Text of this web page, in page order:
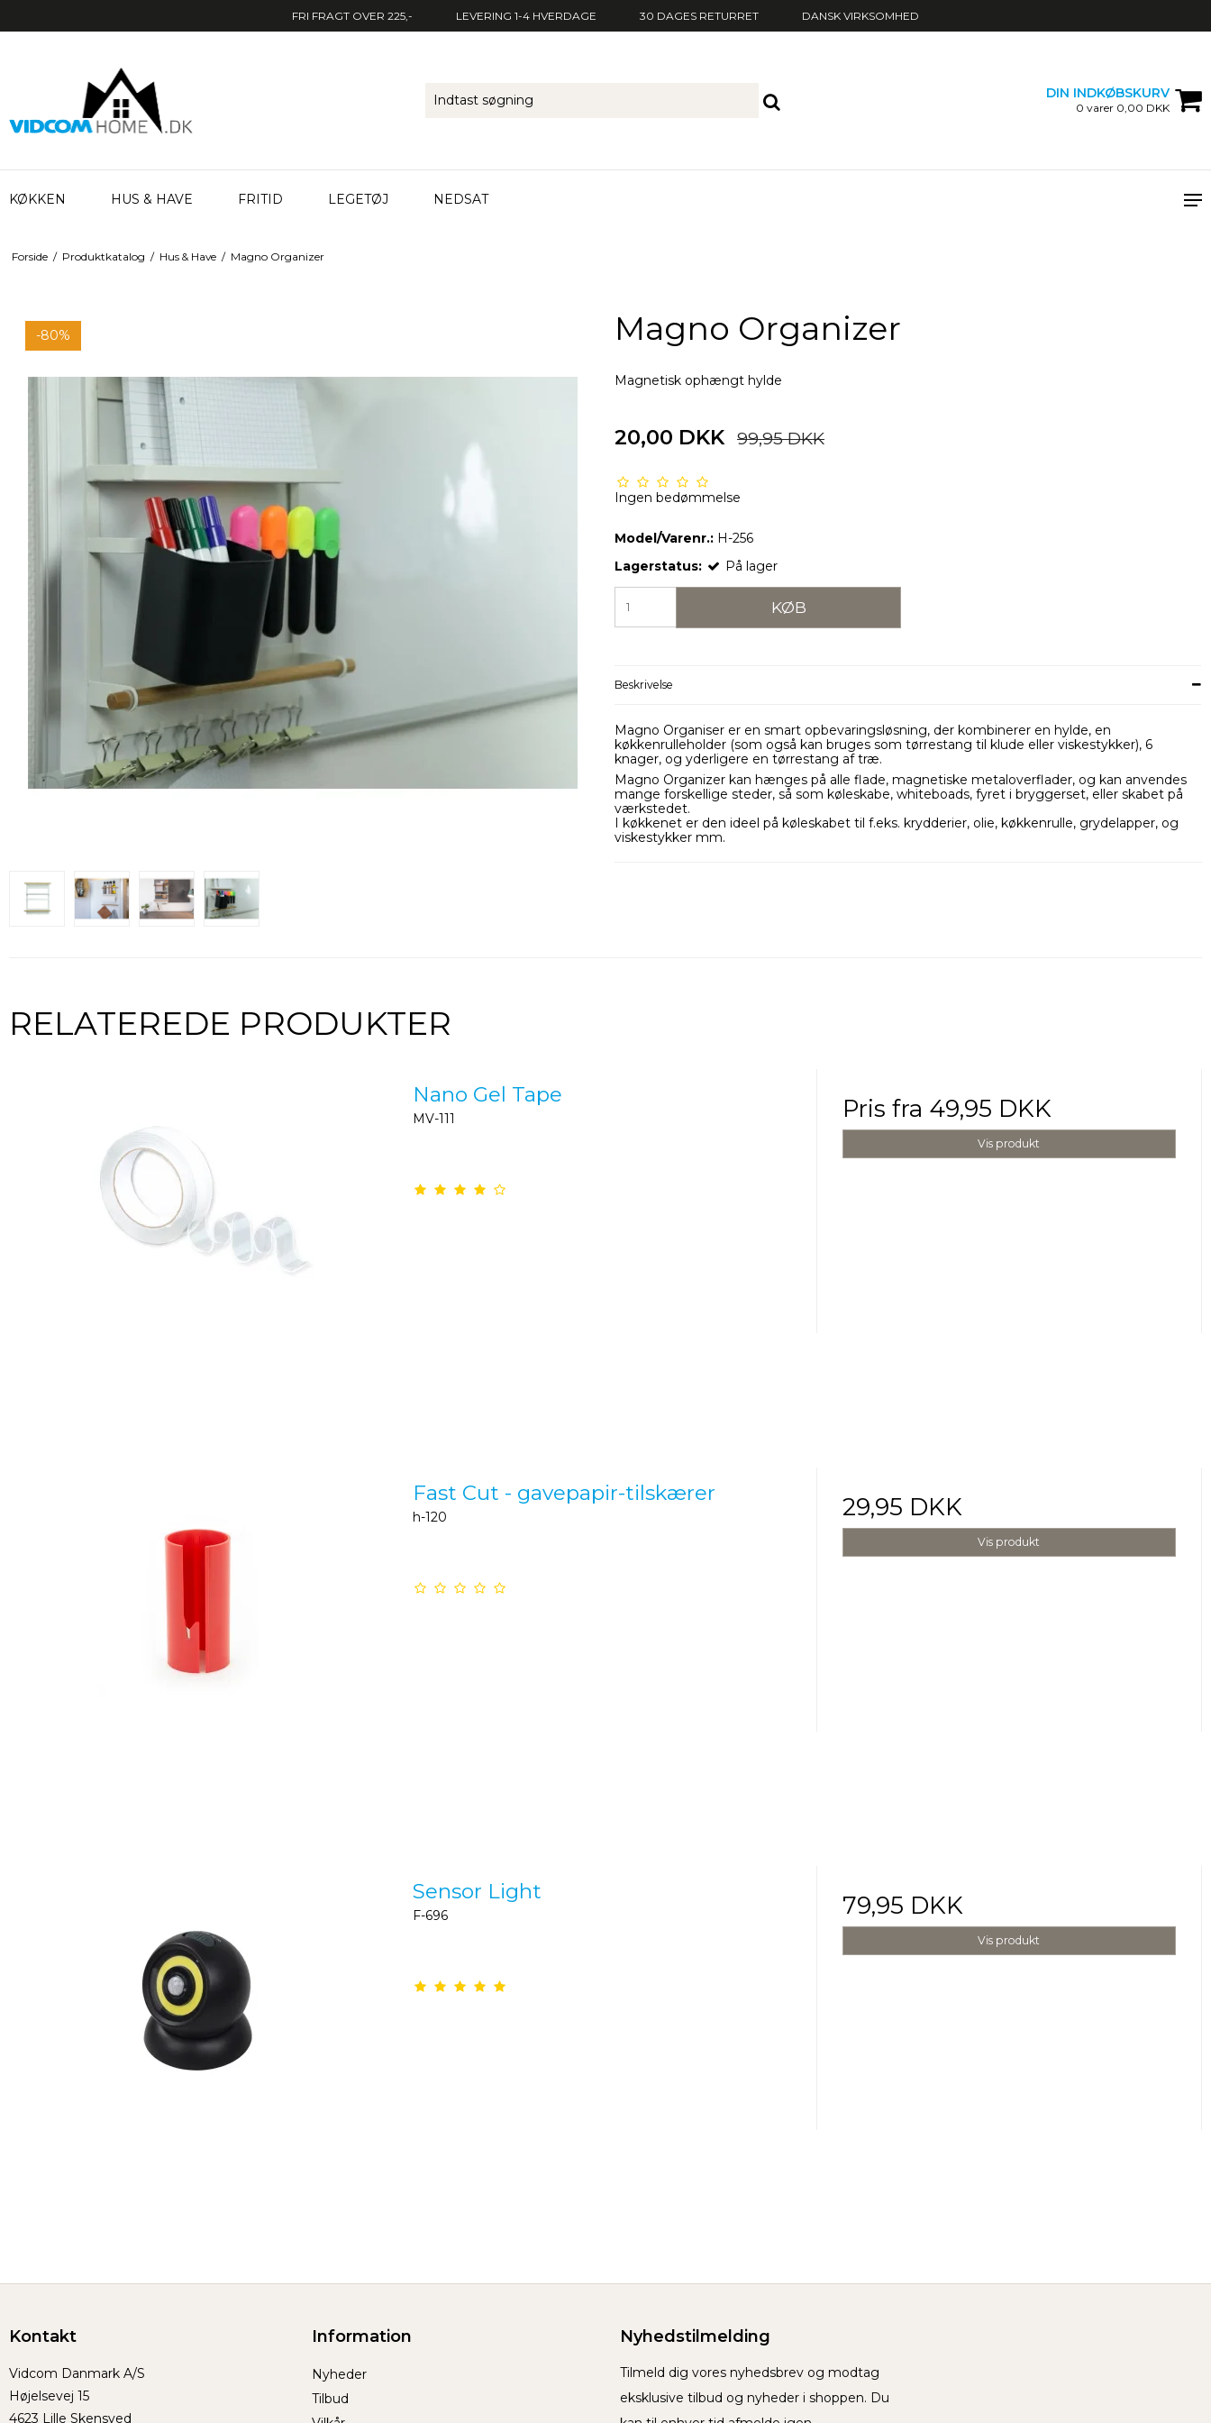
FRI FRAGT OVER 225,- LEVERING 1-4 HVERDAGE 30 DAGES RETURRET DANSK VIRKSOMHED
DIN INDKØBSKURV
0 varer 0,00 DKK
KØKKEN HUS & HAVE FRITID LEGETØJ NEDSAT
Forside / Produktkatalog / Hus & Have / Magno Organizer
-80% Magno Organizer
Magnetisk ophængt hylde
20,00 DKK 99,95 DKK
Ingen bedømmelse
Model/Varenr.: H-256
Lagerstatus:
På lager
KØB
Beskrivelse
Magno Organiser er en smart opbevaringsløsning, der kombinerer en hylde, en
køkkenrulleholder (som også kan bruges som tørrestang til klude eller viskestykker), 6
knager, og yderligere en tørrestang af træ.
Magno Organizer kan hænges på alle flade, magnetiske metaloverflader, og kan anvendes
mange forskellige steder, så som køleskabe, whiteboads, fyret i bryggerset, eller skabet på
værkstedet.
I køkkenet er den ideel på køleskabet til f.eks. krydderier, olie, køkkenrulle, grydelapper, og
viskestykker mm.
RELATEREDE PRODUKTER
Nano Gel Tape
MV-111 Pris fra 49,95 DKK
Vis produkt
Fast Cut - gavepapir-tilskærer
h-120 29,95 DKK
Vis produkt
Sensor Light
F-696 79,95 DKK
Vis produkt
Kontakt
Vidcom Danmark A/S
Højelsevej 15
4623 Lille Skensved
Information
Nyheder
Tilbud
Nyhedstilmelding
Tilmeld dig vores nyhedsbrev og modtag
eksklusive tilbud og nyheder i shoppen. Du